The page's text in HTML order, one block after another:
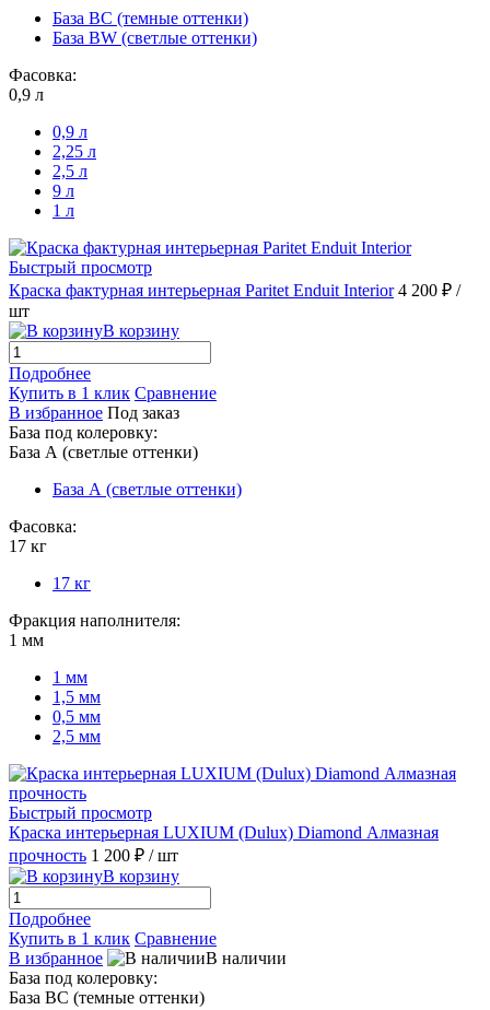
База BС (темные оттенки)
База BW (светлые оттенки)
Фасовка:
0,9 л
0,9 л
2,25 л
2,5 л
9 л
1 л
Быстрый просмотр
Краска фактурная интерьерная Paritet Enduit Interior 4 200 ₽ /
шт
В корзину
Подробнее
Купить в 1 клик Сравнение
В избранное Под заказ
База под колеровку:
База А (светлые оттенки)
База А (светлые оттенки)
Фасовка:
17 кг
17 кг
Фракция наполнителя:
1 мм
1 мм
1,5 мм
0,5 мм
2,5 мм
Быстрый просмотр
Краска интерьерная LUXIUM (Dulux) Diamond Алмазная
прочность 1 200 ₽ / шт
В корзину
Подробнее
Купить в 1 клик Сравнение
В избранное
В наличии
База под колеровку:
База BС (темные оттенки)